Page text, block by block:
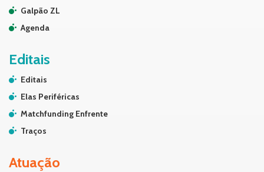
Galpão ZL
Agenda
Editais
Editais
Elas Periféricas
Matchfunding Enfrente
Traços
Atuação